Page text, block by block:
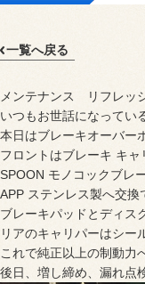
一覧へ戻る
メンテナンス リフレッ
いつもお世話になってい
本日はブレーキオーバー
フロントはブレーキ キャ
SPOON モノコックブレ
APP ステンレス製へ交換
ブレーキパッドとディス
リアのキャリパーはシー
これで純正以上の制動力
後日、増し締め、漏れ点